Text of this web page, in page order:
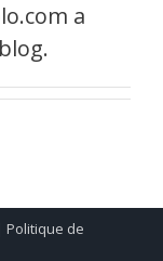
a
Politique de